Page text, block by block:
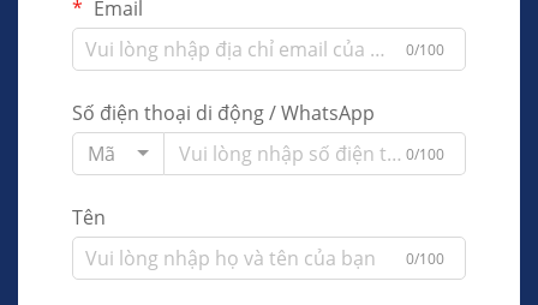
Email
0/100
Số điện thoại di động / WhatsApp
Mã
0/100
Tên
0/100